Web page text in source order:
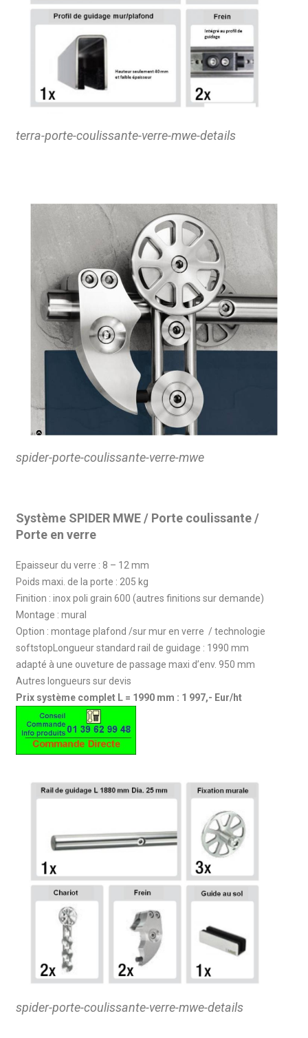
terra-porte-coulissante-verre-mwe-details
spider-porte-coulissante-verre-mwe
Système SPIDER MWE / Porte coulissante /
Porte en verre
Epaisseur du verre : 8 – 12 mm
Poids maxi. de la porte : 205 kg
Finition : inox poli grain 600 (autres finitions sur demande)
Montage : mural
Option : montage plafond /sur mur en verre / technologie
softstopLongueur standard rail de guidage : 1990 mm
adapté à une ouveture de passage maxi d’env. 950 mm
Autres longueurs sur devis
Prix système complet L = 1990 mm : 1 997,- Eur/ht
spider-porte-coulissante-verre-mwe-details